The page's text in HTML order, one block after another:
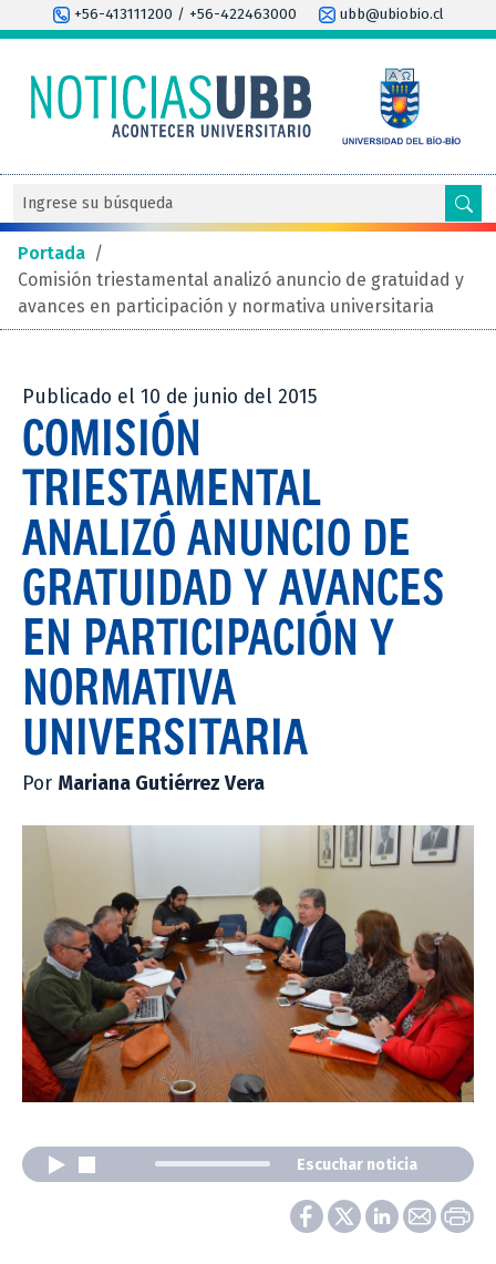
+56-413111200 / +56-422463000 ubb@ubiobio.cl
Portada /
Comisión triestamental analizó anuncio de gratuidad y
avances en participación y normativa universitaria
Publicado el 10 de junio del 2015
COMISIÓN
TRIESTAMENTAL
ANALIZÓ ANUNCIO DE
GRATUIDAD Y AVANCES
EN PARTICIPACIÓN Y
NORMATIVA
UNIVERSITARIA
Por Mariana Gutiérrez Vera
Escuchar noticia